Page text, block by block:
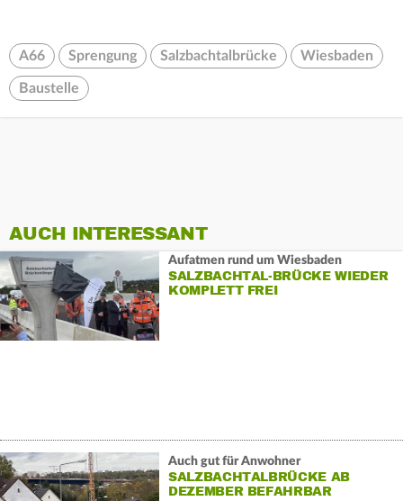
A66 Sprengung Salzbachtalbrücke Wiesbaden
Baustelle
AUCH INTERESSANT
Aufatmen rund um Wiesbaden
SALZBACHTAL-BRÜCKE WIEDER
KOMPLETT FREI
Auch gut für Anwohner
SALZBACHTALBRÜCKE AB
DEZEMBER BEFAHRBAR